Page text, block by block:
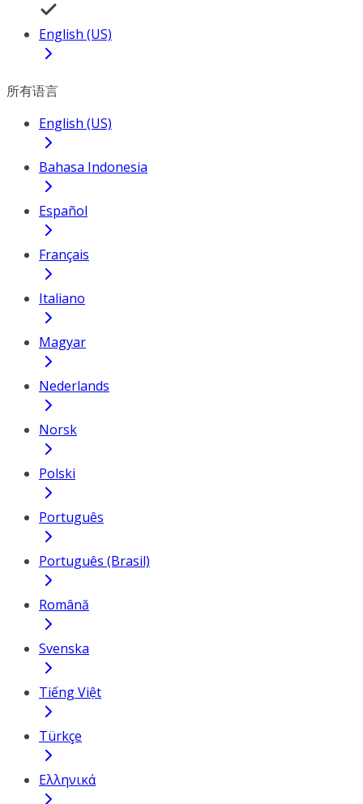
English (US)
所有语言
English (US)
Bahasa Indonesia
Español
Français
Italiano
Magyar
Nederlands
Norsk
Polski
Português
Português (Brasil)
Română
Svenska
Tiếng Việt
Türkçe
Ελληνικά